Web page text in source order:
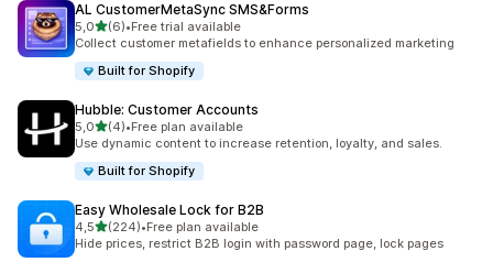
AL CustomerMetaSync SMS&Forms
5,0na 5 gwiazdek
(6)
Łączna liczba recenzji: 6
•Free trial available
Collect customer metafields to enhance personalized marketing
Built for Shopify
Hubble: Customer Accounts
5,0na 5 gwiazdek
(4)
Łączna liczba recenzji: 4
•Free plan available
Use dynamic content to increase retention, loyalty, and sales.
Built for Shopify
Easy Wholesale Lock for B2B
4,5na 5 gwiazdek
(224)
Łączna liczba recenzji: 224
•Free plan available
Hide prices, restrict B2B login with password page, lock pages